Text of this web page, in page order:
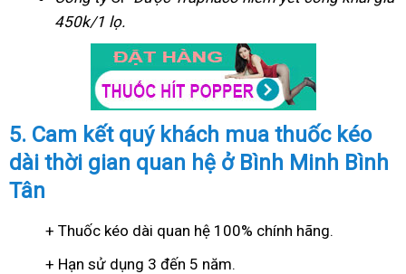
450k/1 lọ.
5. Cam kết quý khách mua thuốc kéo
dài thời gian quan hệ ở Bình Minh Bình
Tân
+ Thuốc kéo dài quan hệ 100% chính hãng.
+ Hạn sử dụng 3 đến 5 năm.